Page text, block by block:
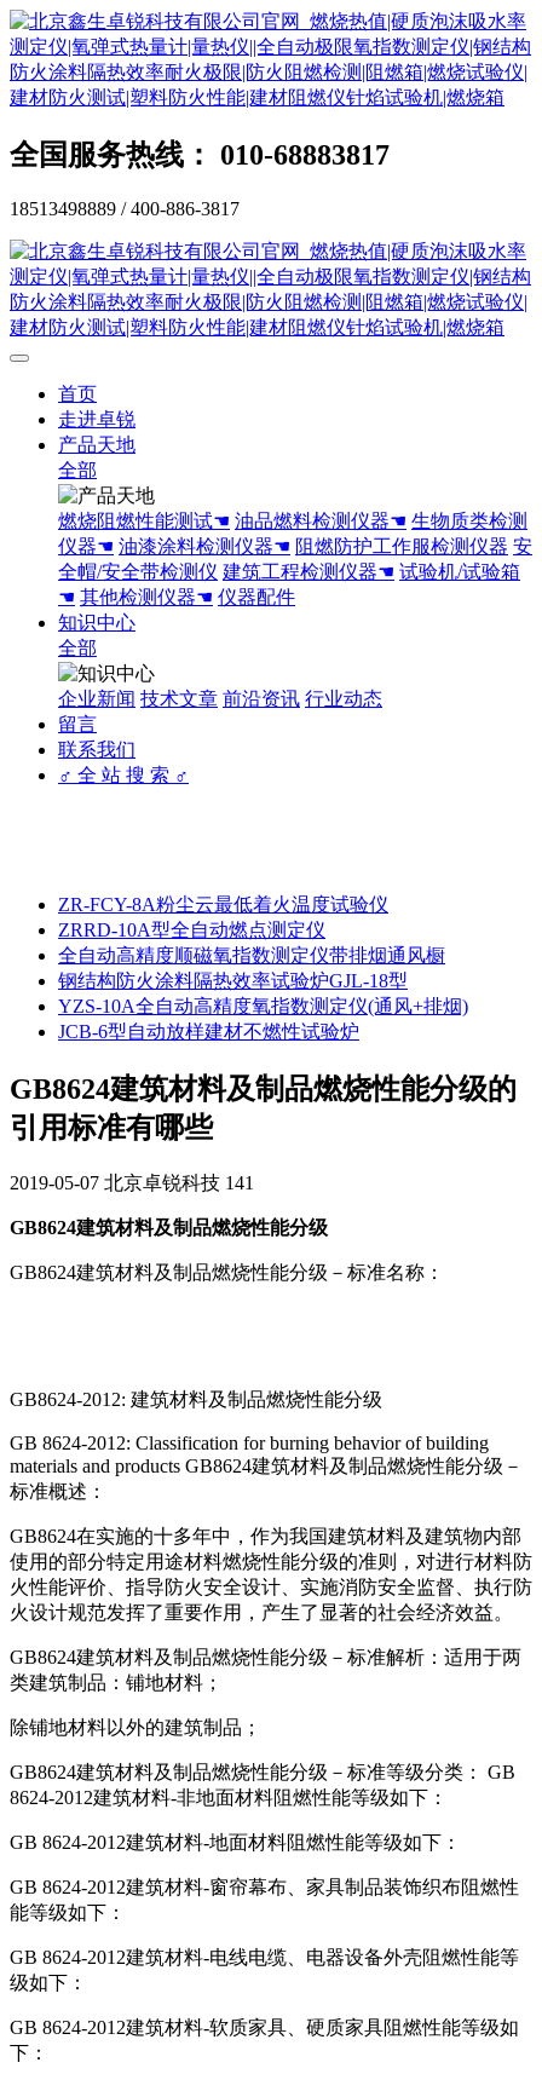
全国服务热线： 010-68883817
18513498889 / 400-886-3817
首页
走进卓锐
产品天地
全部
燃烧阻燃性能测试☚ 油品燃料检测仪器☚ 生物质类检测
仪器☚ 油漆涂料检测仪器☚ 阻燃防护工作服检测仪器 安
全帽/安全带检测仪 建筑工程检测仪器☚ 试验机/试验箱
☚ 其他检测仪器☚ 仪器配件
知识中心
全部
企业新闻 技术文章 前沿资讯 行业动态
留言
联系我们
♂ 全 站 搜 索 ♂
ZR-FCY-8A粉尘云最低着火温度试验仪
ZRRD-10A型全自动燃点测定仪
全自动高精度顺磁氧指数测定仪带排烟通风橱
钢结构防火涂料隔热效率试验炉GJL-18型
YZS-10A全自动高精度氧指数测定仪(通风+排烟)
JCB-6型自动放样建材不燃性试验炉
GB8624建筑材料及制品燃烧性能分级的
引用标准有哪些
2019-05-07 北京卓锐科技 141
GB8624建筑材料及制品燃烧性能分级
GB8624建筑材料及制品燃烧性能分级－标准名称：
GB8624-2012: 建筑材料及制品燃烧性能分级
GB 8624-2012: Classification for burning behavior of building
materials and products GB8624建筑材料及制品燃烧性能分级－
标准概述：
GB8624在实施的十多年中，作为我国建筑材料及建筑物内部
使用的部分特定用途材料燃烧性能分级的准则，对进行材料防
火性能评价、指导防火安全设计、实施消防安全监督、执行防
火设计规范发挥了重要作用，产生了显著的社会经济效益。
GB8624建筑材料及制品燃烧性能分级－标准解析：适用于两
类建筑制品：铺地材料；
除铺地材料以外的建筑制品；
GB8624建筑材料及制品燃烧性能分级－标准等级分类： GB
8624-2012建筑材料-非地面材料阻燃性能等级如下：
GB 8624-2012建筑材料-地面材料阻燃性能等级如下：
GB 8624-2012建筑材料-窗帘幕布、家具制品装饰织布阻燃性
能等级如下：
GB 8624-2012建筑材料-电线电缆、电器设备外壳阻燃性能等
级如下：
GB 8624-2012建筑材料-软质家具、硬质家具阻燃性能等级如
下：